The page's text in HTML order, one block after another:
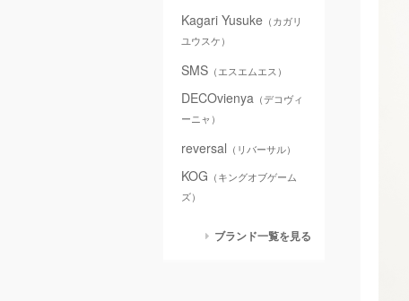
Kagari Yusuke （カガリ
ユウスケ）
SMS （エスエムエス）
DECOvienya （デコヴィ
ーニャ）
reversal （リバーサル）
KOG （キングオブゲーム
ズ）
ブランド一覧を見る